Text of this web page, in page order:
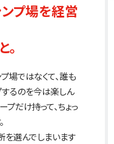
プ場を経営
場ではなくて、誰も
るのを今は楽しん
プだけ持って、ちょっ
を選んでしまいます